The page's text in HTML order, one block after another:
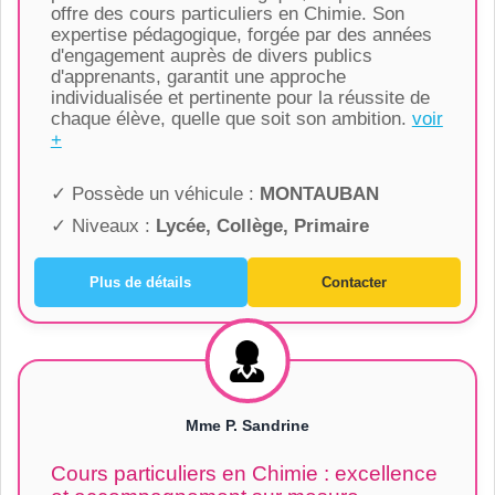
offre des cours particuliers en Chimie. Son
expertise pédagogique, forgée par des années
d'engagement auprès de divers publics
d'apprenants, garantit une approche
individualisée et pertinente pour la réussite de
chaque élève, quelle que soit son ambition. voir
+
✓ Possède un véhicule : MONTAUBAN
✓ Niveaux : Lycée, Collège, Primaire
Plus de détails Contacter
Mme P. Sandrine
Cours particuliers en Chimie : excellence